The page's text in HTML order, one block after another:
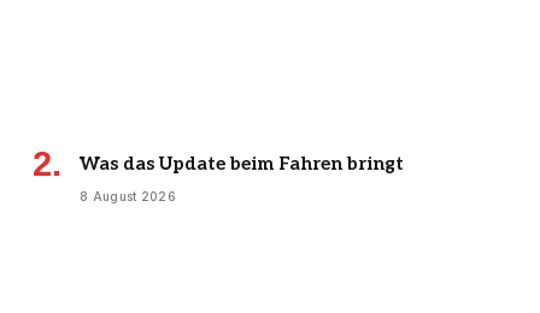
Was das Update beim Fahren bringt
8 August 2026